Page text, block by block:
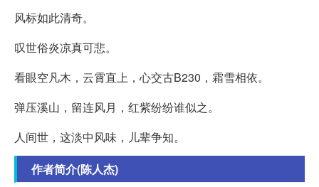
风标如此清奇。
叹世俗炎凉真可悲。
看眼空凡木，云霄直上，心交古B230，霜雪相依。
弹压溪山，留连风月，红紫纷纷谁似之。
人间世，这淡中风味，儿辈争知。
作者简介(陈人杰)